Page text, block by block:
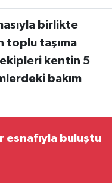
birlikte
toplu taşıma
ekipleri kentin 5
bakım
esnafıyla buluştu